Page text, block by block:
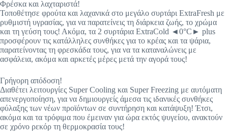
Φρέσκα και λαχταριστά!
Τοποθέτησε φρούτα και λαχανικά στο μεγάλο συρτάρι ExtraFresh με
ρυθμιστή υγρασίας, για να παρατείνεις τη διάρκεια ζωής, το χρώμα
και τη γεύση τους! Ακόμα, τα 2 συρτάρια ExtraCold ◄0°C► plus
προσφέρουν τις κατάλληλες συνθήκες για το κρέας και τα ψάρια,
παρατείνοντας τη φρεσκάδα τους, για να τα καταναλώνεις με
ασφάλεια, ακόμα και αρκετές μέρες μετά την αγορά τους!
Γρήγορη απόδοση!
Διαθέτει λειτουργίες Super Cooling και Super Freezing με αυτόματη
απενεργοποίηση, για να δημιουργείς άμεσα τις ιδανικές συνθήκες
φύλαξης των νέων προϊόντων σε συντήρηση και κατάψυξη! Έτσι,
ακόμα και τα τρόφιμα που έμειναν για ώρα εκτός ψυγείου, ανακτούν
σε χρόνο ρεκόρ τη θερμοκρασία τους!